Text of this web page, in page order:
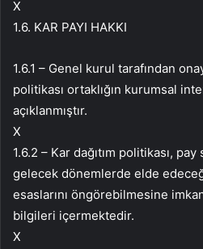
X
1.6. KAR PAYI HAKKI
1.6.1 – Genel kurul tarafından
politikası ortaklığın kurumsal
açıklanmıştır.
X
1.6.2 – Kar dağıtım politikası,
gelecek dönemlerde elde
esaslarını öngörebilmesine
bilgileri içermektedir.
X